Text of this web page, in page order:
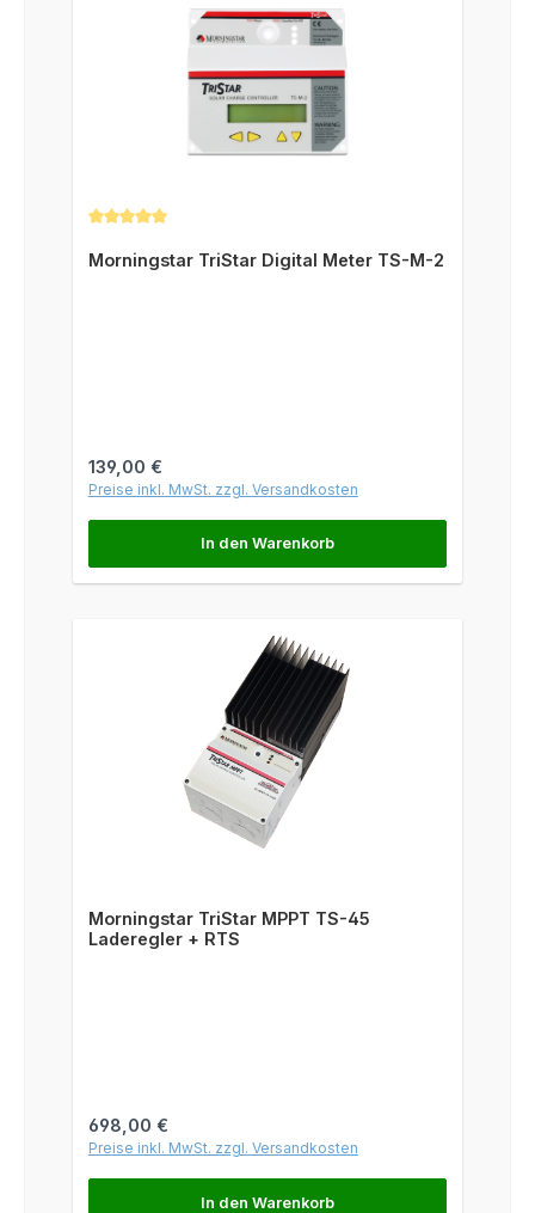
Morningstar TriStar Digital Meter TS-M-2
Regulärer Preis:
139,00 €
Preise inkl. MwSt. zzgl. Versandkosten
In den Warenkorb
Morningstar TriStar MPPT TS-45
Laderegler + RTS
Regulärer Preis:
698,00 €
Preise inkl. MwSt. zzgl. Versandkosten
In den Warenkorb